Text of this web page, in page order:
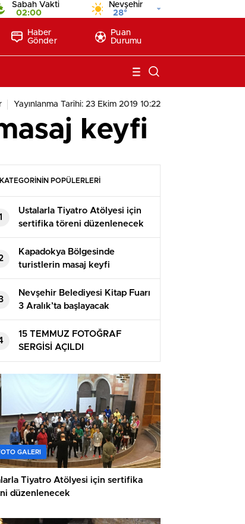
Sabah Vakti
02:00
Nevşehir
28°
Haber
Gönder
Puan
Durumu
Yayınlanma Tarihi: 23 Ekim 2019 10:22
keyfi
KATEGORİNİN POPÜLERLERİ
Ustalarla Tiyatro Atölyesi için
sertifika töreni düzenlenecek
Kapadokya Bölgesinde
turistlerin masaj keyfi
Nevşehir Belediyesi Kitap Fuarı
3 Aralık’ta başlayacak
15 TEMMUZ FOTOĞRAF
SERGİSİ AÇILDI
GALERI
Tiyatro Atölyesi için sertifika
düzenlenecek